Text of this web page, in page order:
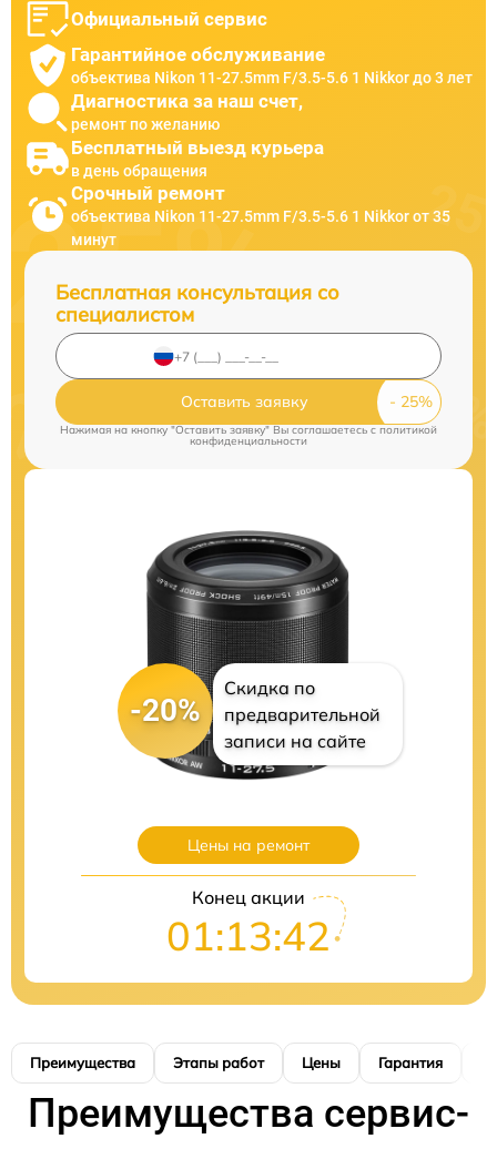
Официальный сервис
Гарантийное обслуживание
объектива Nikon 11-27.5mm F/3.5-5.6 1 Nikkor до 3 лет
Диагностика за наш счет,
ремонт по желанию
Бесплатный выезд курьера
в день обращения
Срочный ремонт
объектива Nikon 11-27.5mm F/3.5-5.6 1 Nikkor от 35
минут
Бесплатная консультация со
специалистом
Оставить заявку
Нажимая на кнопку "Оставить заявку" Вы соглашаетесь cполитикой
конфиденциальности
-20%
Скидка по
предварительной
записи на сайте
Цены на ремонт
Конец акции
01:13:40
Преимущества Этапы работ Цены Гарантия
Преимущества сервис-